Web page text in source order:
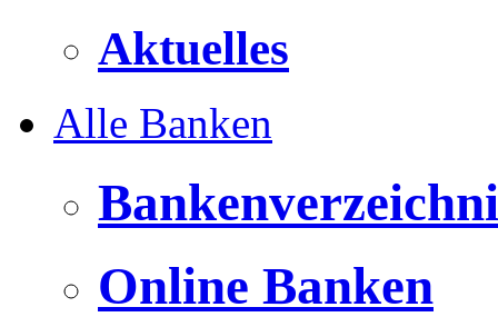
Aktuelles
Alle Banken
Online Banken